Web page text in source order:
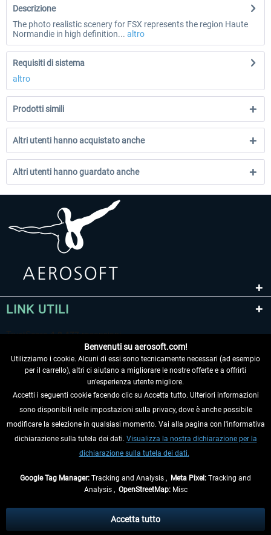
Descrizione
The photo realistic scenery for FSX represents the region Haute
Normandie in high definition... altro
Requisiti di sistema
altro
Prodotti simili
Altri utenti hanno acquistato anche
Altri utenti hanno guardato anche
LINK UTILI
RECEDERE DAL CONTRATTO
INFORMAZIONI
eventualmente le spese di spedizione, se non diversamente descritto.
** Riguarda le spedizioni al di fuori della Germania, i tempi di consegna per le
Benvenuti su aerosoft.com!
Utilizziamo i cookie. Alcuni di essi sono tecnicamente necessari (ad esempio
per il carrello), altri ci aiutano a migliorare le nostre offerte e a offrirti
un'esperienza utente migliore.
Accetti i seguenti cookie facendo clic su Accetta tutto. Ulteriori informazioni
sono disponibili nelle impostazioni sulla privacy, dove è anche possibile
modificare la selezione in qualsiasi momento. Vai alla pagina con l'informativa
dichiarazione sulla tutela dei dati. Visualizza la nostra dichiarazione per la
dichiarazione sulla tutela dei dati.
Google Tag Manager: Tracking and Analysis , Meta Pixel: Tracking and
Analysis , OpenStreetMap:Misc
Accetta tutto